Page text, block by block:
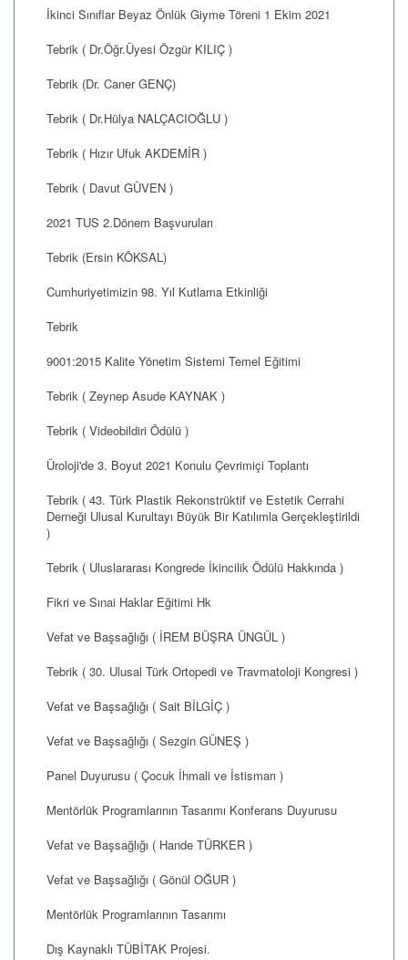
İkinci Sınıflar Beyaz Önlük Giyme Töreni 1 Ekim 2021
Tebrik ( Dr.Öğr.Üyesi Özgür KILIÇ )
Tebrik (Dr. Caner GENÇ)
Tebrik ( Dr.Hülya NALÇACIOĞLU )
Tebrik ( Hızır Ufuk AKDEMİR )
Tebrik ( Davut GÜVEN )
2021 TUS 2.Dönem Başvuruları
Tebrik (Ersin KÖKSAL)
Cumhuriyetimizin 98. Yıl Kutlama Etkinliği
Tebrik
9001:2015 Kalite Yönetim Sistemi Temel Eğitimi
Tebrik ( Zeynep Asude KAYNAK )
Tebrik ( Videobildiri Ödülü )
Üroloji'de 3. Boyut 2021 Konulu Çevrimiçi Toplantı
Tebrik ( 43. Türk Plastik Rekonstrüktif ve Estetik Cerrahi
Derneği Ulusal Kurultayı Büyük Bir Katılımla Gerçekleştirildi
)
Tebrik ( Uluslararası Kongrede İkincilik Ödülü Hakkında )
Fikri ve Sınai Haklar Eğitimi Hk
Vefat ve Başsağlığı ( İREM BÜŞRA ÜNGÜL )
Tebrik ( 30. Ulusal Türk Ortopedi ve Travmatoloji Kongresi )
Vefat ve Başsağlığı ( Sait BİLGİÇ )
Vefat ve Başsağlığı ( Sezgin GÜNEŞ )
Panel Duyurusu ( Çocuk İhmali ve İstismarı )
Mentörlük Programlarının Tasarımı Konferans Duyurusu
Vefat ve Başsağlığı ( Hande TÜRKER )
Vefat ve Başsağlığı ( Gönül OĞUR )
Mentörlük Programlarının Tasarımı
Dış Kaynaklı TÜBİTAK Projesi.